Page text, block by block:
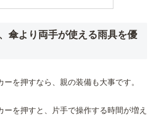
傘より両手が使える雨具を優
ーを押すなら、親の装備も大事です。
ーを押すと、片手で操作する時間が増え